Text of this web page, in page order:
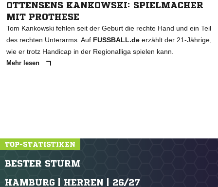
OTTENSENS KANKOWSKI: SPIELMACHER
MIT PROTHESE
Tom Kankowski fehlen seit der Geburt die rechte Hand und ein Teil
des rechten Unterarms. Auf FUSSBALL.de erzählt der 21-Jährige,
wie er trotz Handicap in der Regionalliga spielen kann.
Mehr lesen
TOP-STATISTIKEN
BESTER STURM
HAMBURG | HERREN | 26/27